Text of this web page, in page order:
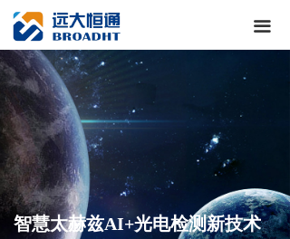
끀
智慧太赫兹AI+光电检测新技术